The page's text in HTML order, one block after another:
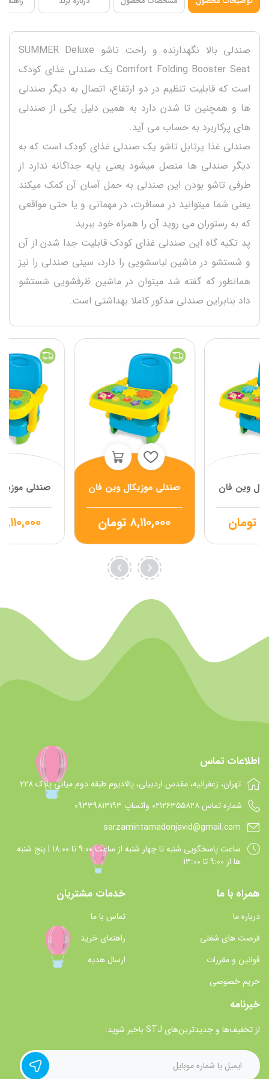
صندلی بالا نگهدارنده و راحت تاشو SUMMER Deluxe
Comfort Folding Booster Seat یک صندلی غذای کودک
است که قابلیت تنظیم در دو ارتفاع، اتصال به دیگر صندلی
ها و همچنین تا شدن دارد به همین دلیل یکی از صندلی
های پرکاربرد به حساب می آید.
صندلی غذا پرتابل تاشو یک صندلی غذای کودک است که به
دیگر صندلی ها متصل میشود یعنی پایه جداگانه ندارد از
طرفی تاشو بودن این صندلی به حمل آسان آن کمک میکند
یعنی شما میتوانید در مسافرت، در مهمانی و یا حتی مواقعی
که به رستوران می روید آن را همراه خود ببرید.
پد تکیه گاه این صندلی غذای کودک قابلیت جدا شدن از آن
و شستشو در ماشین لباسشویی را دارد، سینی صندلی را نیز
همانطور که گفته شد میتوان در ماشین ظرفشویی شستشو
داد بنابراین صندلی مذکور کاملا بهداشتی است.
وین فان
تومان
صندلی موزیکال وین فان
۸,۱۱۰,۰۰۰ تومان
صندلی
۸,۱۱۰,۰۰۰
اطلاعات تماس
تهران، زعفرانیه، مقدس اردبیلی، پالادیوم طبقه دوم میانی پلاک 228
شماره تماس 021۲۶۳۵۵۸۲۸ واتساپ 09339813193
sarzamintamadonjavid@gmail.com
ساعت پاسخگويي شنبه تا چهار شنبه از ساعت 9:00 تا 18:00 | پنج شنبه
ها از 9:00 تا 13:00
همراه با ما
درباره ما
فرصت های شغلی
قوانین و مقررات
حریم خصوصی
خدمات مشتریان
تماس با ما
راهنمای خرید
ارسال هدیه
خبرنامه
از تخفیف‌ها و جدیدترین‌های STJ باخبر شوید: